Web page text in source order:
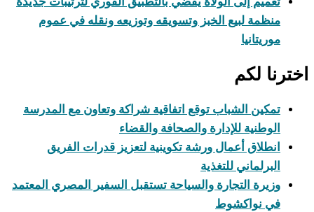
منظمة لبيع الخبز وتسويقه وتوزيعه ونقله في عموم
موريتانيا
اخترنا لكم
تمكين الشباب توقع اتفاقية شراكة وتعاون مع المدرسة
الوطنية للإدارة والصحافة والقضاء
انطلاق أعمال ورشة تكوينية لتعزيز قدرات الفريق
البرلماني للتغذية
وزيرة التجارة والسياحة تستقبل السفير المصري المعتمد
في نواكشوط